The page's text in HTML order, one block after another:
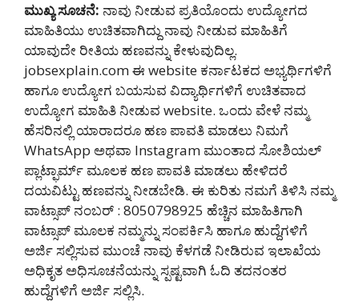
ಮುಖ್ಯ ಸೂಚನೆ: ನಾವು ನೀಡುವ ಪ್ರತಿಯೊಂದು ಉದ್ಯೋಗದ
ಮಾಹಿತಿಯು ಉಚಿತವಾಗಿದ್ದು ನಾವು ನೀಡುವ ಮಾಹಿತಿಗೆ
ಯಾವುದೇ ರೀತಿಯ ಹಣವನ್ನು ಕೇಳುವುದಿಲ್ಲ.
jobsexplain.com ಈ website ಕರ್ನಾಟಕದ ಅಭ್ಯರ್ಥಿಗಳಿಗೆ
ಹಾಗೂ ಉದ್ಯೋಗ ಬಯಸುವ ವಿದ್ಯಾರ್ಥಿಗಳಿಗೆ ಉಚಿತವಾದ
ಉದ್ಯೋಗ ಮಾಹಿತಿ ನೀಡುವ website. ಒಂದು ವೇಳೆ ನಮ್ಮ
ಹೆಸರಿನಲ್ಲಿ ಯಾರಾದರೂ ಹಣ ಪಾವತಿ ಮಾಡಲು ನಿಮಗೆ
WhatsApp ಅಥವಾ Instagram ಮುಂತಾದ ಸೋಶಿಯಲ್
ಪ್ಲಾಟ್ಫಾರ್ಮ್ ಮೂಲಕ ಹಣ ಪಾವತಿ ಮಾಡಲು ಹೇಳಿದರೆ
ದಯವಿಟ್ಟು ಹಣವನ್ನು ನೀಡಬೇಡಿ‌. ಈ ಕುರಿತು ನಮಗೆ ತಿಳಿಸಿ ನಮ್ಮ
ವಾಟ್ಸಾಪ್ ನಂಬರ್ : 8050798925 ಹೆಚ್ಚಿನ ಮಾಹಿತಿಗಾಗಿ
ವಾಟ್ಸಾಪ್ ಮೂಲಕ ನಮ್ಮನ್ನು ಸಂಪರ್ಕಿಸಿ ಹಾಗೂ ಹುದ್ದೆಗಳಿಗೆ
ಅರ್ಜಿ ಸಲ್ಲಿಸುವ ಮುಂಚೆ ನಾವು ಕೆಳಗಡೆ ನೀಡಿರುವ ಇಲಾಖೆಯ
ಅಧಿಕೃತ ಅಧಿಸೂಚನೆಯನ್ನು ಸ್ಪಷ್ಟವಾಗಿ ಓದಿ ತದನಂತರ
ಹುದ್ದೆಗಳಿಗೆ ಅರ್ಜಿ ಸಲ್ಲಿಸಿ.